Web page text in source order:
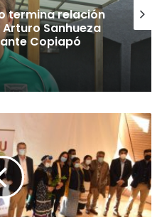
termina relación
Sanhueza
Copiapó